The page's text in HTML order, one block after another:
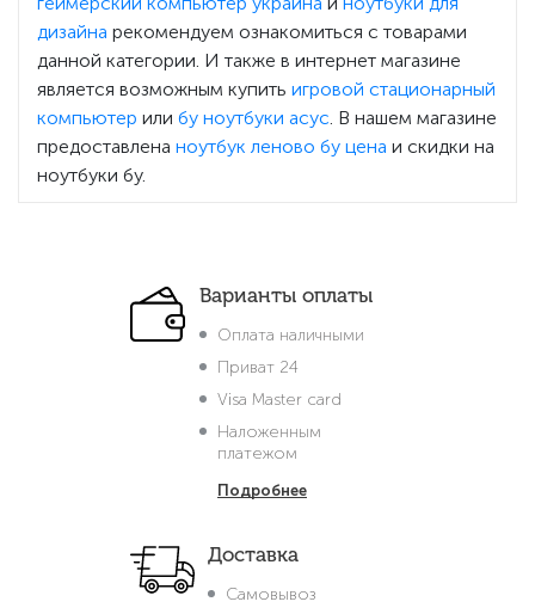
дизайна рекомендуем ознакомиться с товарами
данной категории. И также в интернет магазине
является возможным купить игровой стационарный
компьютер или бу ноутбуки асус . В нашем магазине
предоставлена ноутбук леново бу цена и скидки на
ноутбуки бу.
Варианты оплаты
Оплата наличными
Приват 24
Visa Master card
Наложенным
платежом
Подробнее
Доставка
Самовывоз